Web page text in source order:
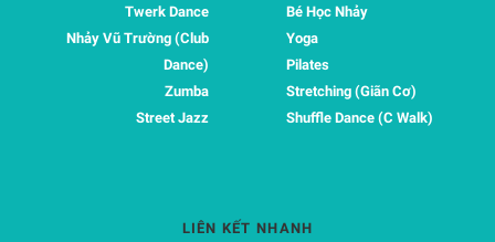
Twerk Dance
Nhảy Vũ Trường (Club
Dance)
Zumba
Street Jazz
Bé Học Nhảy
Yoga
Pilates
Stretching (Giãn Cơ)
Shuffle Dance (C Walk)
LIÊN KẾT NHANH